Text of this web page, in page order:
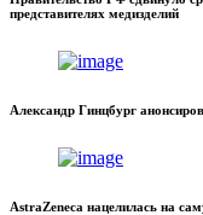
представителях медизделий
Александр Гинцбург
AstraZeneca нацелилась на